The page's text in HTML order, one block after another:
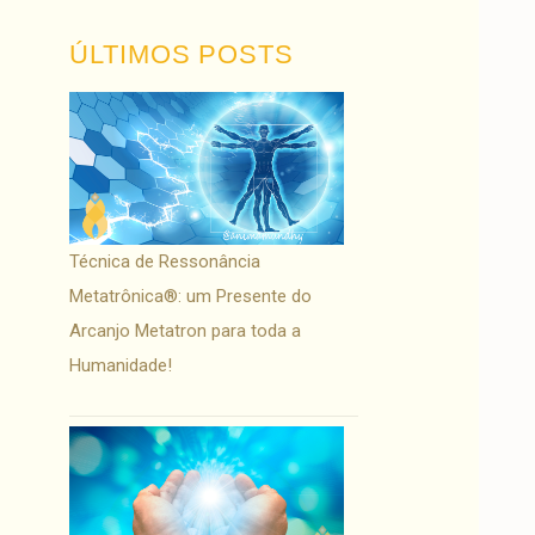
ÚLTIMOS POSTS
Técnica de Ressonância
Metatrônica®: um Presente do
Arcanjo Metatron para toda a
Humanidade!